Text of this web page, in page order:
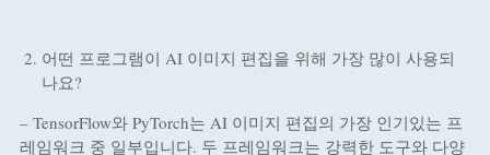
어떤 프로그램이 AI 이미지 편집을 위해 가장 많이 사용되
나요?
– TensorFlow와 PyTorch는 AI 이미지 편집의 가장 인기있는 프
레임워크 중 일부입니다. 두 프레임워크는 강력한 도구와 다양